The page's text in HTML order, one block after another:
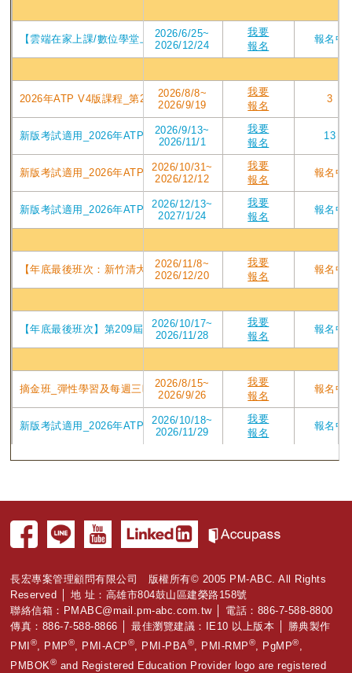
2026/6/25~
2026/12/24
我要
報名
報名中
2026/8/8~
2026/9/19
我要
報名
3
2026/9/13~
2026/11/1
我要
報名
13
2026/10/31~
2026/12/12
我要
報名
報名中
2026/12/13~
2027/1/24
我要
報名
報名中
2026/11/8~
2026/12/20
我要
報名
報名中
2026/10/17~
2026/11/28
我要
報名
報名中
2026/8/15~
2026/9/26
我要
報名
報名中
2026/10/18~
2026/11/29
我要
報名
報名中
【雲端在家上課/數位學堂上課二擇一】第175屆_2026年下半年PMP
2026年ATP V4版課程_第209屆東吳台北班PMP認證培訓專案_2026/
新版考試適用_2026年ATP V4版課程_第210屆東吳台北班PMP認證培
新版考試適用_2026年ATP V4版課程_第211屆東吳台北班PMP認證培
新版考試適用_2026年ATPV4版課程_第212屆東吳台北班PMP認證培
【年底最後班次：新竹清大PMP第208屆】2026/11/8週日實體班
【年底最後班次】第209屆台中東海2026/10/17週六班_2026年7月
摘金班_彈性學習及每週三晚上讀書會_在10/25前考取PMP有獎學金
新版考試適用_2026年ATP V4版課程 第208屆高雄班PMP認證培訓專
長宏專案管理顧問有限公司 版權所有© 2005 PM-ABC. All Rights
Reserved │ 地 址：高雄市804鼓山區建榮路158號
聯絡信箱： PMABC@mail.pm-abc.com.tw│ 電話：886-7-588-8800
傳真：886-7-588-8866 │ 最佳瀏覽建議：IE10 以上版本 │ 勝典製作
PMI ®, PMP®, PMI-ACP®, PMI-PBA®, PMI-RMP®, PgMP®,
PMBOK® and Registered Education Provider logo are registered